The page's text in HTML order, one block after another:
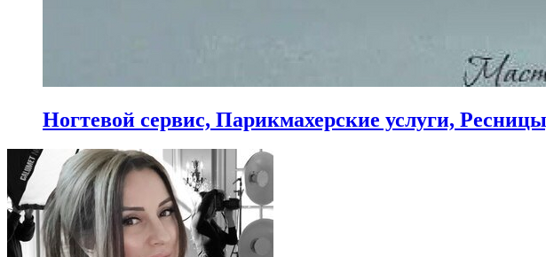
Ногтевой сервис, Парикмахерские услуги,